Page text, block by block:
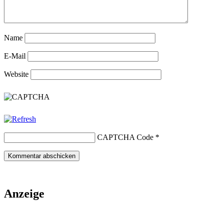
Name
E-Mail
Website
CAPTCHA Code *
Anzeige